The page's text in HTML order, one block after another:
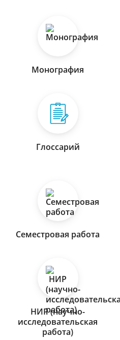
Монография
Глоссарий
Семестровая работа
НИР (научно-
исследовательская
работа)